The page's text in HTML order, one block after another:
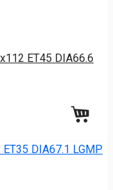
ET45 DIA66.6